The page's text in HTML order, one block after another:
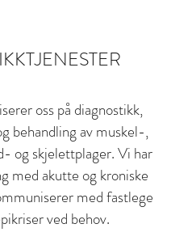
oss på diagnostikk,
behandling av muskel-,
og skjelettplager. Vi har
med akutte og kroniske
med fastlege
ved behov.